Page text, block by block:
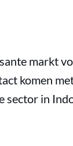
markt
komen
in